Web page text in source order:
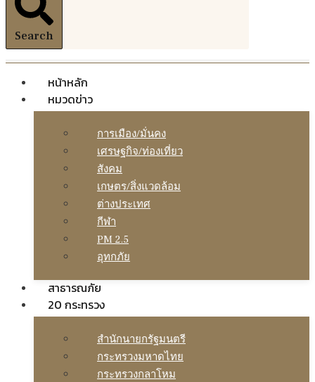
Search
หน้าหลัก
หมวดข่าว
การเมือง/มั่นคง
เศรษฐกิจ/ท่องเที่ยว
สังคม
เกษตร/สิ่งแวดล้อม
ต่างประเทศ
กีฬา
PM 2.5
อุทกภัย
สาธารณภัย
20 กระทรวง
สํานักนายกรัฐมนตรี
กระทรวงมหาดไทย
กระทรวงกลาโหม